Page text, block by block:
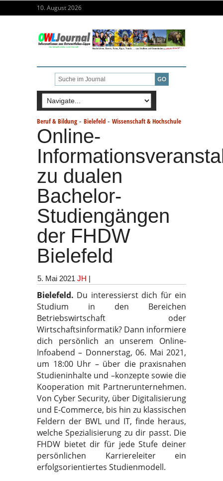
10. August 2026
Beruf & Bildung - Bielefeld - Wissenschaft & Hochschule
Online-
zu dualen
Bachelor-
Studiengängen
der FHDW
Bielefeld
5. Mai 2021 JH |
Bielefeld. Du interessierst dich für ein
Studium in den Bereichen
Betriebswirtschaft oder
Wirtschaftsinformatik? Dann informiere
dich persönlich an unserem Online-
Infoabend – Donnerstag, 06. Mai 2021,
um 18:00 Uhr – über die praxisnahen
Studieninhalte und –konzepte sowie die
Kooperation mit Partnerunternehmen.
Von Cyber Security, über Digitalisierung
und E-Commerce, bis hin zu klassischen
Feldern der BWL und IT, finde heraus,
welche Spezialisierung zu dir passt. Die
FHDW bietet dir für jede Stufe deiner
persönlichen Karriereleiter ein
erfolgsorientiertes Studienmodell.